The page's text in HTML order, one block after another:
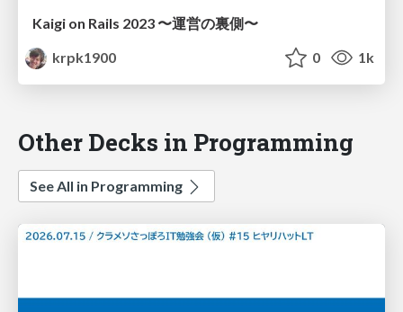
Kaigi on Rails 2023 〜運営の裏側〜
krpk1900
0 1k
Other Decks in Programming
See All in Programming